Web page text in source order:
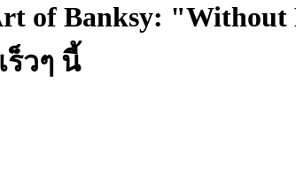
of Banksy:
ร็วๆ นี้